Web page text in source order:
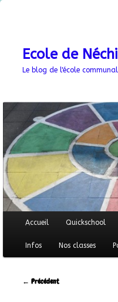
Ecole de
Le blog de l'école
Accueil Quickschool
Infos Nos classes
Navigation
← Précédent